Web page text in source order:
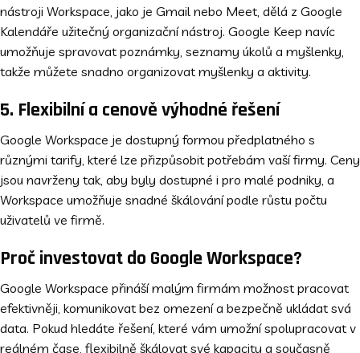
nástroji Workspace, jako je Gmail nebo Meet, dělá z Google
Kalendáře užitečný organizační nástroj. Google Keep navíc
umožňuje spravovat poznámky, seznamy úkolů a myšlenky,
takže můžete snadno organizovat myšlenky a aktivity.
5. Flexibilní a cenově výhodné řešení
Google Workspace je dostupný formou předplatného s
různými tarify, které lze přizpůsobit potřebám vaší firmy. Ceny
jsou navrženy tak, aby byly dostupné i pro malé podniky, a
Workspace umožňuje snadné škálování podle růstu počtu
uživatelů ve firmě.
Proč investovat do Google Workspace?
Google Workspace přináší malým firmám možnost pracovat
efektivněji, komunikovat bez omezení a bezpečně ukládat svá
data. Pokud hledáte řešení, které vám umožní spolupracovat v
reálném čase, flexibilně škálovat své kapacity a současně